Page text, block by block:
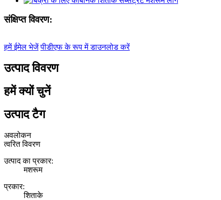
संक्षिप्त विवरण:
हमें ईमेल भेजें पीडीएफ के रूप में डाउनलोड करें
उत्पाद विवरण
हमें क्यों चुनें
उत्पाद टैग
अवलोकन
त्वरित विवरण
उत्पाद का प्रकार:
मशरूम
प्रकार:
शिताके